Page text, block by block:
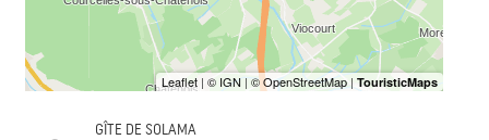
GÎTE DE SOLAMA